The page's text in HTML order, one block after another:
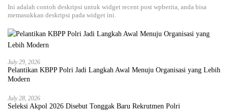
Ini adalah contoh deskripsi untuk widget recent post wpberita, anda bisa
memasukkan deskripsi pada widget ini.
July 29, 2026
Pelantikan KBPP Polri Jadi Langkah Awal Menuju Organisasi yang Lebih
Modern
July 28, 2026
Seleksi Akpol 2026 Disebut Tonggak Baru Rekrutmen Polri